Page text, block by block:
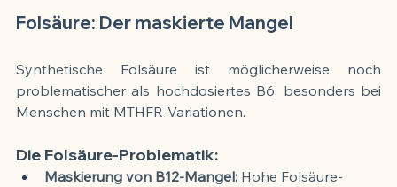
Folsäure: Der maskierte Mangel
Synthetische Folsäure ist möglicherweise noch
problematischer als hochdosiertes B6, besonders bei
Menschen mit MTHFR-Variationen.
Die Folsäure-Problematik:
Maskierung von B12-Mangel: Hohe Folsäure-